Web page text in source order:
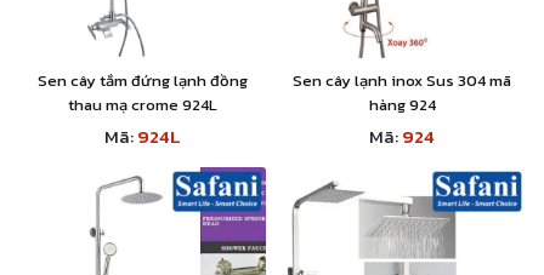
Sen cây tắm đứng lạnh đồng
thau mạ crome 924L
Mã:924L
Sen cây lạnh inox Sus 304 mã
hàng 924
Mã:924